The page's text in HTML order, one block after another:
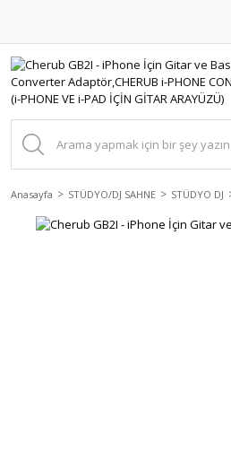
Anasayfa STÜDYO/DJ SAHNE STÜDYO DJ